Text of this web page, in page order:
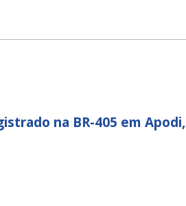
na BR-405 em Apodi,